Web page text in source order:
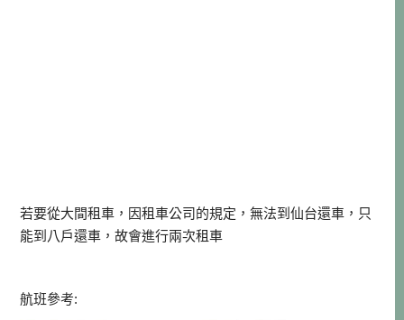
若要從大間租車，因租車公司的規定，無法到仙台還車，只
能到八戶還車，故會進行兩次租車
航班參考: